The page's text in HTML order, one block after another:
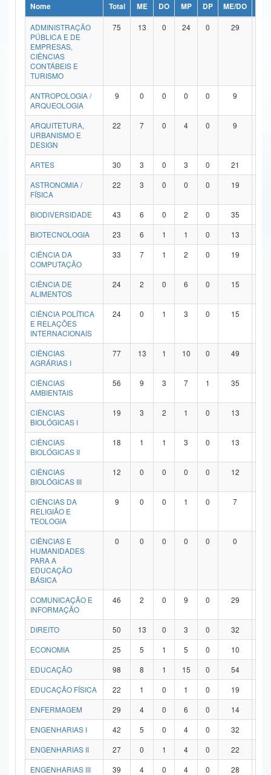
Ministério da Ciência, Tecnologia, Inovações e Comunicações
Ministério do Meio Ambiente
Ministério do Turismo
Ministério do Desenvolvimento Regional
Controladoria-Geral da União
Ministério da Mulher, da Família e dos Direitos Humanos
Secretaria de Governo
Advocacia-Geral da União
Banco Central do Brasil
Nome Total ME DO MP DP ME/DO
ADMINISTRAÇÃO
PÚBLICA E DE
EMPRESAS,
CIÊNCIAS
CONTÁBEIS E
TURISMO
75 13 0 24 0 29
ANTROPOLOGIA /
ARQUEOLOGIA
9 0 0 0 0 9
ARQUITETURA,
URBANISMO E
DESIGN
22 7 0 4 0 9
ARTES 30 3 0 3 0 21
ASTRONOMIA /
FÍSICA
22 3 0 0 0 19
BIODIVERSIDADE 43 6 0 2 0 35
BIOTECNOLOGIA
23 6 1 1 0 13
CIÊNCIA DA
COMPUTAÇÃO
33 7 1 2 0 19
CIÊNCIA DE
ALIMENTOS
24 2 0 6 0 15
CIÊNCIA POLÍTICA
E RELAÇÕES
INTERNACIONAIS
24 0 1 3 0 15
CIÊNCIAS
AGRÁRIAS I
77 13 1 10 0 49
CIÊNCIAS
AMBIENTAIS
56 9 3 7 1 35
CIÊNCIAS
BIOLÓGICAS I
19 3 2 1 0 13
CIÊNCIAS
BIOLÓGICAS II
18 1 1 3 0 13
CIÊNCIAS
BIOLÓGICAS III
12 0 0 0 0 12
CIÊNCIAS DA
RELIGIÃO E
TEOLOGIA
9 0 0 1 0 7
CIÊNCIAS E
HUMANIDADES
PARA A
EDUCAÇÃO
BÁSICA
0 0 0 0 0 0
COMUNICAÇÃO E
INFORMAÇÃO
46 2 0 9 0 29
DIREITO 50 13 0 3 0 32
ECONOMIA
25 5 1 5 0 10
EDUCAÇÃO
98 8 1 15 0 54
EDUCAÇÃO FÍSICA
22 1 0 1 0 19
ENFERMAGEM
29 4 0 6 0 14
ENGENHARIAS I
42 5 0 4 0 32
ENGENHARIAS II
27 0 1 4 0 22
ENGENHARIAS III
39 4 0 4 0 28